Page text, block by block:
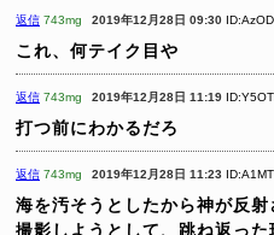
返信 743mg 2019年12月28日 09:30
これ、何テイク目や
返信 743mg 2019年12月28日 11:19
打つ前にわかるだろ
返信 743mg 2019年12月28日 11:23
海を汚そうとしたから神が反射
撮影しようとして、跳ね返った